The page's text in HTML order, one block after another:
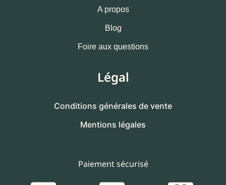
A propos
Blog
Foire aux questions
Légal
Conditions générales de vente
Mentions légales
Paiement sécurisé